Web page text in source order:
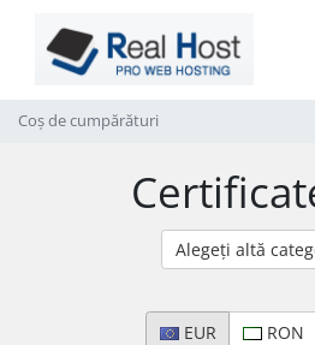
Coș de cumpărături
Alegeți altă
EUR RON